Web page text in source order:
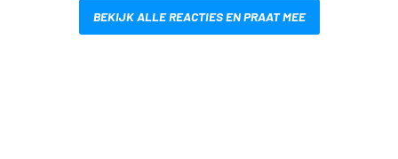
BEKIJK ALLE REACTIES EN PRAAT MEE